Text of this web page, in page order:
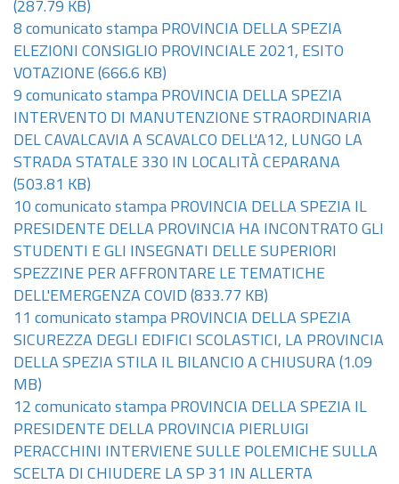
(287.79 KB)
8 comunicato stampa PROVINCIA DELLA SPEZIA
ELEZIONI CONSIGLIO PROVINCIALE 2021, ESITO
VOTAZIONE (666.6 KB)
9 comunicato stampa PROVINCIA DELLA SPEZIA
INTERVENTO DI MANUTENZIONE STRAORDINARIA
DEL CAVALCAVIA A SCAVALCO DELL'A12, LUNGO LA
STRADA STATALE 330 IN LOCALITÀ CEPARANA
(503.81 KB)
10 comunicato stampa PROVINCIA DELLA SPEZIA IL
PRESIDENTE DELLA PROVINCIA HA INCONTRATO GLI
STUDENTI E GLI INSEGNATI DELLE SUPERIORI
SPEZZINE PER AFFRONTARE LE TEMATICHE
DELL'EMERGENZA COVID (833.77 KB)
11 comunicato stampa PROVINCIA DELLA SPEZIA
SICUREZZA DEGLI EDIFICI SCOLASTICI, LA PROVINCIA
DELLA SPEZIA STILA IL BILANCIO A CHIUSURA (1.09
MB)
12 comunicato stampa PROVINCIA DELLA SPEZIA IL
PRESIDENTE DELLA PROVINCIA PIERLUIGI
PERACCHINI INTERVIENE SULLE POLEMICHE SULLA
SCELTA DI CHIUDERE LA SP 31 IN ALLERTA